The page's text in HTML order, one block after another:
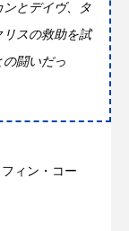
ンとデイヴ、タ
リスの救助を試
闘いだっ
ィン・コー